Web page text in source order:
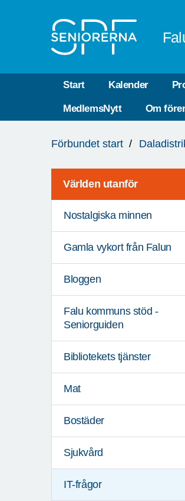
Start Kalender
MedlemsNytt Om
är
Förbundet start
Världen utanför
Nostalgiska minnen
Gamla vykort från Falun
Bloggen
Falu kommuns stöd -
Seniorguiden
Bibliotekets tjänster
Mat
Bostäder
Sjukvård
IT-frågor